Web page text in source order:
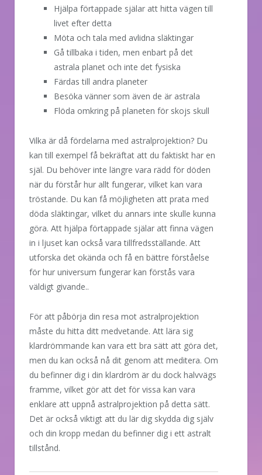
Hjälpa förtappade själar att hitta vägen till
livet efter detta
Möta och tala med avlidna släktingar
Gå tillbaka i tiden, men enbart på det
astrala planet och inte det fysiska
Färdas till andra planeter
Besöka vänner som även de är astrala
Flöda omkring på planeten för skojs skull
Vilka är då fördelarna med astralprojektion? Du
kan till exempel få bekräftat att du faktiskt har en
själ. Du behöver inte längre vara rädd för döden
när du förstår hur allt fungerar, vilket kan vara
tröstande. Du kan få möjligheten att prata med
döda släktingar, vilket du annars inte skulle kunna
göra. Att hjälpa förtappade själar att finna vägen
in i ljuset kan också vara tillfredsställande. Att
utforska det okända och få en bättre förståelse
för hur universum fungerar kan förstås vara
väldigt givande..
För att påbörja din resa mot astralprojektion
måste du hitta ditt medvetande. Att lära sig
klardrömmande kan vara ett bra sätt att göra det,
men du kan också nå dit genom att meditera. Om
du befinner dig i din klardröm är du dock halvvägs
framme, vilket gör att det för vissa kan vara
enklare att uppnå astralprojektion på detta sätt.
Det är också viktigt att du lär dig skydda dig själv
och din kropp medan du befinner dig i ett astralt
tillstånd.